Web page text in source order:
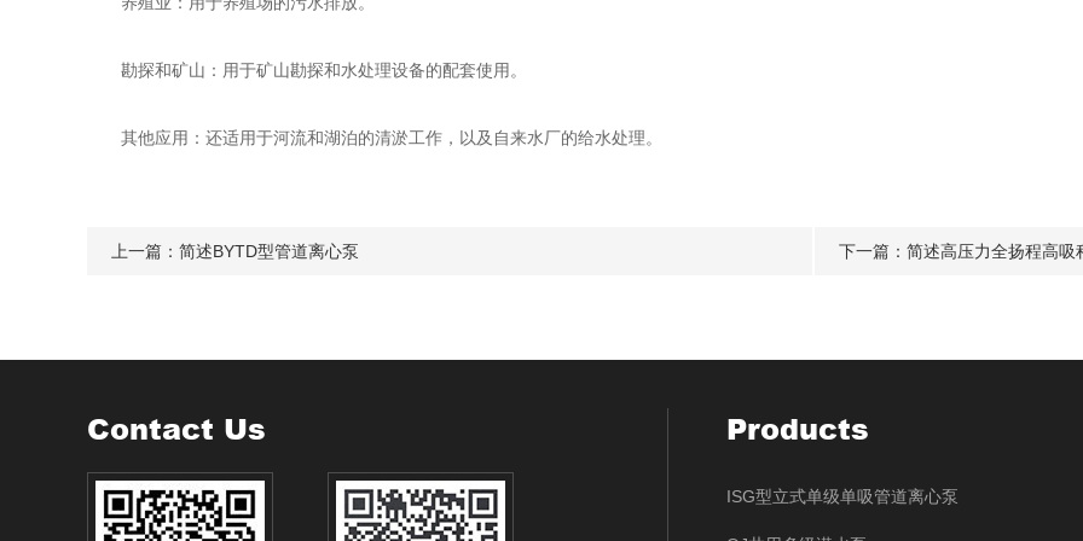
勘探和矿山‌：用于矿山勘探和水处理设备的配套使用‌。
‌其他应用‌：还适用于河流和湖泊的清淤工作，以及自来水厂的给水处理‌。
上一篇： 简述BYTD型管道离心泵 下一篇： 简述高压力全扬程高吸
Contact Us Products
ISG型立式单级单吸管道离心泵